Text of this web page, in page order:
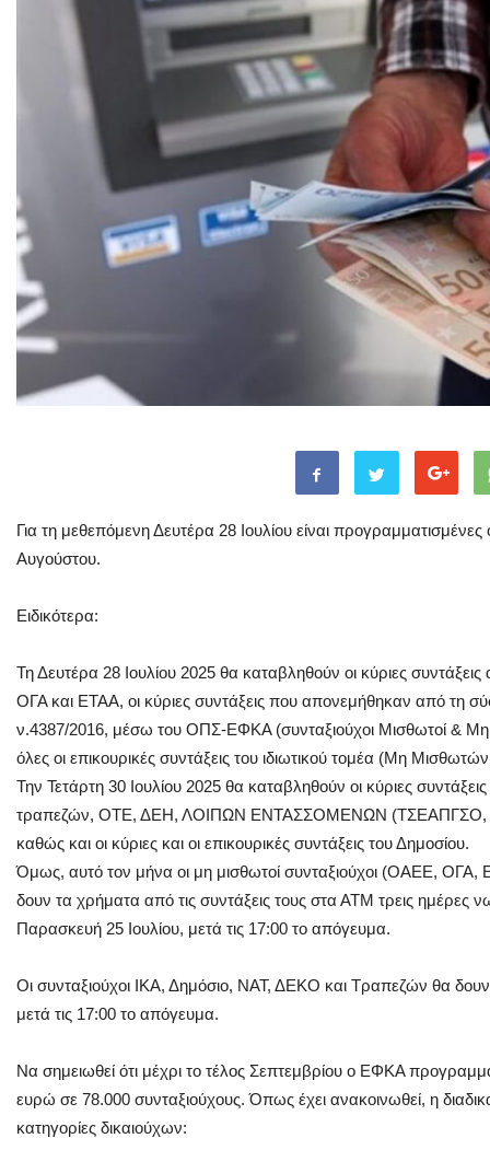
Για τη μεθεπόμενη Δευτέρα 28 Ιουλίου είναι
Αυγούστου.
Ειδικότερα:
Τη Δευτέρα 28 Ιουλίου 2025 θα καταβληθούν οι κύριες
ΟΓΑ και ΕΤΑΑ, οι κύριες συντάξεις που απονεμήθηκαν από τη
ν.4387/2016, μέσω του ΟΠΣ-ΕΦΚΑ (συνταξιούχοι Μισθωτοί & Μη
όλες οι επικουρικές συντάξεις του ιδιωτικού τομέα (Μη
Την Τετάρτη 30 Ιουλίου 2025 θα καταβληθούν οι κύριες
τραπεζών, ΟΤΕ, ΔΕΗ, ΛΟΙΠΩΝ ΕΝΤΑΣΣΟΜΕΝΩΝ
καθώς και οι κύριες και οι επικουρικές συντάξεις του Δημοσίου.
Όμως, αυτό τον μήνα οι μη μισθωτοί συνταξιούχοι (ΟΑΕΕ, ΟΓΑ,
δουν τα χρήματα από τις συντάξεις τους στα ΑΤΜ τρεις ημέρες
Παρασκευή 25 Ιουλίου, μετά τις 17:00 το απόγευμα.
Οι συνταξιούχοι ΙΚΑ, Δημόσιο, ΝΑΤ, ΔΕΚΟ και Τραπεζών θα
μετά τις 17:00 το απόγευμα.
Να σημειωθεί ότι μέχρι το τέλος Σεπτεμβρίου ο ΕΦΚΑ
ευρώ σε 78.000 συνταξιούχους. Όπως έχει ανακοινωθεί, η
κατηγορίες δικαιούχων: